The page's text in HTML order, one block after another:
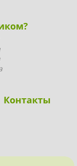
Контакты